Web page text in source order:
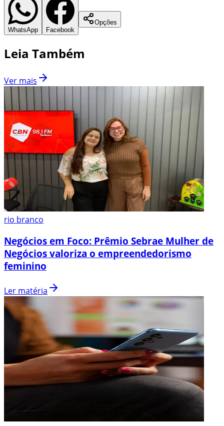
WhatsApp Facebook
Opções
Leia Também
Ver mais
rio branco
Negócios em Foco: Prêmio Sebrae Mulher de
Negócios valoriza o empreendedorismo
feminino
Ler matéria